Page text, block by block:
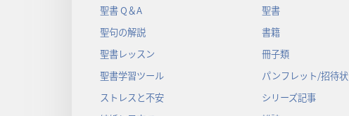
聖書 Q＆A
聖句の解説
聖書レッスン
聖書学習ツール
ストレスと不安
聖書
書籍
冊子類
パンフレット/招待状
シリーズ記事